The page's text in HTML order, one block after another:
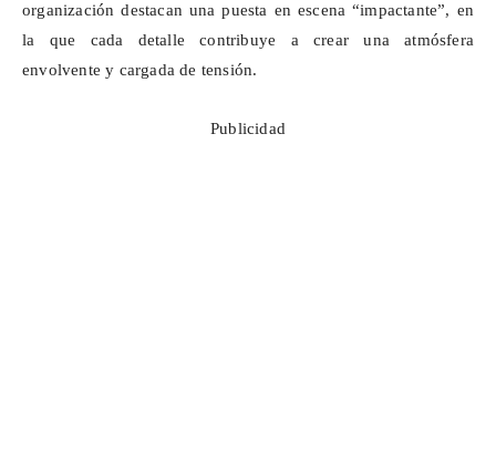
organización destacan una puesta en escena “impactante”, en
la que cada detalle contribuye a crear una atmósfera
envolvente y cargada de tensión.
Publicidad